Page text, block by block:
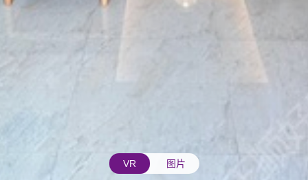
VR 图片